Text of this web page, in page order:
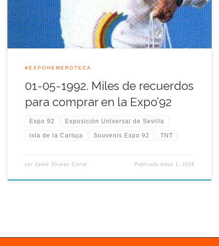
una comunidad autónoma afincada periódicamente […]
#EXPOHEMEROTECA
01-05-1992. Miles de recuerdos
para comprar en la Expo’92
Expo 92 Exposición Universal de Sevilla
isla de la Cartuja Souvenis Expo 92 TNT
por Jaime Álvarez Corral Publicadamayo 1, 2024